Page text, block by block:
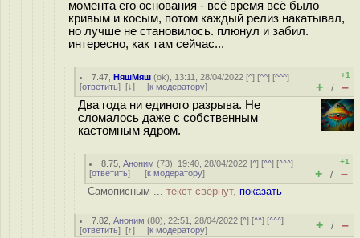
момента его основания - всё время всё было
кривым и косым, потом каждый релиз накатывал,
но лучше не становилось. плюнул и забил.
интересно, как там сейчас...
7.47 ,НяшМяш (ok), 13:11, 28/04/2022 [^] [^^] [^^^]
[ответить] [↓] [к модератору]
+1
+ / –
Два года ни единого разрыва. Не
сломалось даже с собственным
кастомным ядром.
8.75 ,Аноним (73), 19:40, 28/04/2022 [^] [^^] [^^^]
[ответить] [к модератору]
+1
+ / –
Самописным ... текст свёрнут, показать
7.82 ,Аноним (80), 22:51, 28/04/2022 [^] [^^] [^^^]
[ответить] [↑] [к модератору] + / –